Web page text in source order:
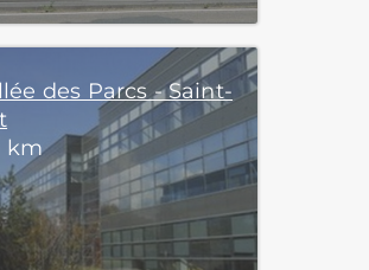
des Parcs - Saint-
km